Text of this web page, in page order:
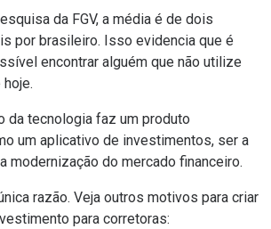
da FGV, a média é de dois
por brasileiro. Isso evidencia que é
encontrar alguém que não utilize
da tecnologia faz um produto
um aplicativo de investimentos, ser a
modernização do mercado financeiro.
razão. Veja outros motivos para criar
para corretoras: